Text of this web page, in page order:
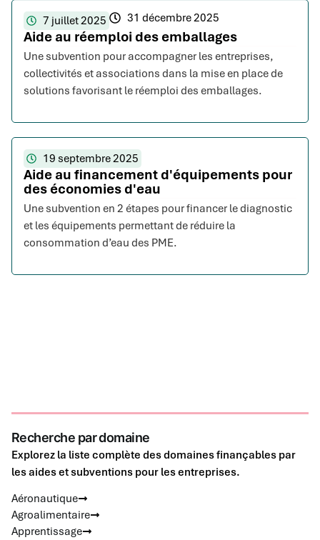
7 juillet 2025 31 décembre 2025
Aide au réemploi des emballages
Une subvention pour accompagner les entreprises,
collectivités et associations dans la mise en place de
solutions favorisant le réemploi des emballages.
19 septembre 2025
Aide au financement d'équipements pour
des économies d'eau
Une subvention en 2 étapes pour financer le diagnostic
et les équipements permettant de réduire la
consommation d’eau des PME.
Recherche par domaine
Explorez la liste complète des domaines finançables par
les aides et subventions pour les entreprises.
Aéronautique
Agroalimentaire
Apprentissage